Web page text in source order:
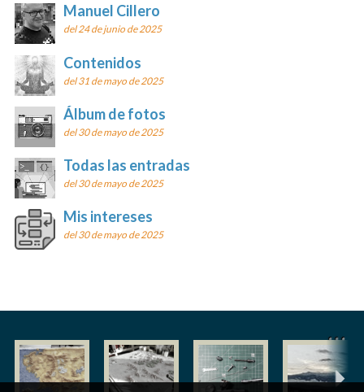
Manuel Cillero
del 24 de junio de 2025
Contenidos
del 31 de mayo de 2025
Álbum de fotos
del 30 de mayo de 2025
Todas las entradas
del 30 de mayo de 2025
Mis intereses
del 30 de mayo de 2025